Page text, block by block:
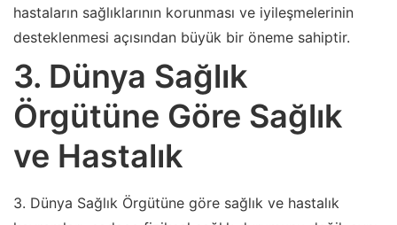
hastaların sağlıklarının korunması ve iyileşmelerinin
desteklenmesi açısından büyük bir öneme sahiptir.
3. Dünya Sağlık
Örgütüne Göre Sağlık
ve Hastalık
3. Dünya Sağlık Örgütüne göre sağlık ve hastalık